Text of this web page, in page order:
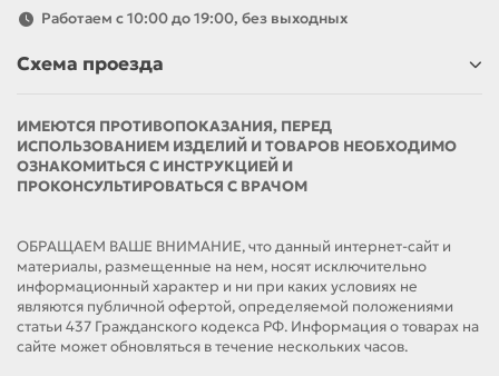
Работаем с 10:00 до 19:00, без выходных
Схема проезда
ИМЕЮТСЯ ПРОТИВОПОКАЗАНИЯ, ПЕРЕД
ИСПОЛЬЗОВАНИЕМ ИЗДЕЛИЙ И ТОВАРОВ НЕОБХОДИМО
ОЗНАКОМИТЬСЯ С ИНСТРУКЦИЕЙ И
ПРОКОНСУЛЬТИРОВАТЬСЯ С ВРАЧОМ
ОБРАЩАЕМ ВАШЕ ВНИМАНИЕ, что данный интернет-сайт и
материалы, размещенные на нем, носят исключительно
информационный характер и ни при каких условиях не
являются публичной офертой, определяемой положениями
статьи 437 Гражданского кодекса РФ. Информация о товарах на
сайте может обновляться в течение нескольких часов.